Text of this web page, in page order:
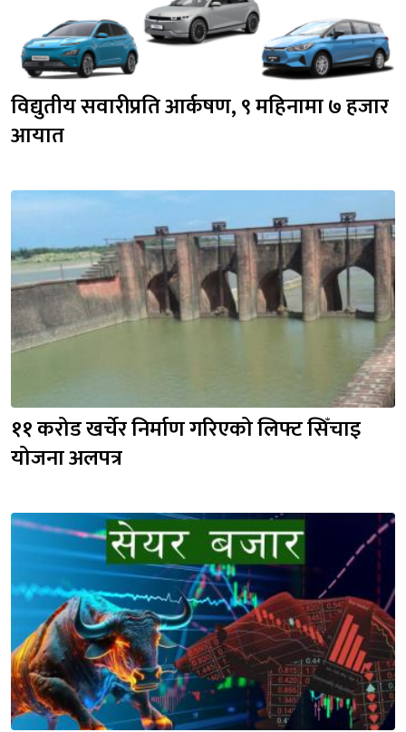
विद्युतीय सवारीप्रति आर्कषण, ९ महिनामा ७ हजार
आयात
११ करोड खर्चेर निर्माण गरिएको लिफ्ट सिँचाइ
योजना अलपत्र